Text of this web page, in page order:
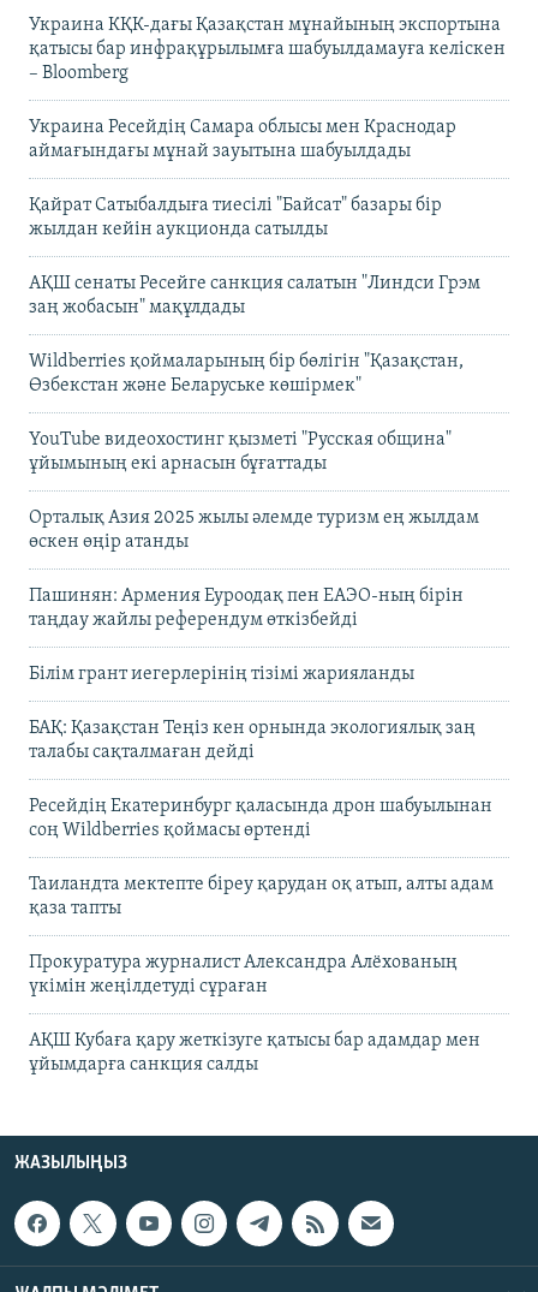
Украина КҚК-дағы Қазақстан мұнайының экспортына
қатысы бар инфрақұрылымға шабуылдамауға келіскен
– Bloomberg
Украина Ресейдің Самара облысы мен Краснодар
аймағындағы мұнай зауытына шабуылдады
Қайрат Сатыбалдыға тиесілі "Байсат" базары бір
жылдан кейін аукционда сатылды
АҚШ сенаты Ресейге санкция салатын "Линдси Грэм
заң жобасын" мақұлдады
Wildberries қоймаларының бір бөлігін "Қазақстан,
Өзбекстан және Беларуське көшірмек"
YouTube видеохостинг қызметі "Русская община"
ұйымының екі арнасын бұғаттады
Орталық Азия 2025 жылы әлемде туризм ең жылдам
өскен өңір атанды
Пашинян: Армения Еуроодақ пен ЕАЭО-ның бірін
таңдау жайлы референдум өткізбейді
Білім грант иегерлерінің тізімі жарияланды
БАҚ: Қазақстан Теңіз кен орнында экологиялық заң
талабы сақталмаған дейді
Ресейдің Екатеринбург қаласында дрон шабуылынан
соң Wildberries қоймасы өртенді
Таиландта мектепте біреу қарудан оқ атып, алты адам
қаза тапты
Прокуратура журналист Александра Алёхованың
үкімін жеңілдетуді сұраған
АҚШ Кубаға қару жеткізуге қатысы бар адамдар мен
ұйымдарға санкция салды
ЖАЗЫЛЫҢЫЗ